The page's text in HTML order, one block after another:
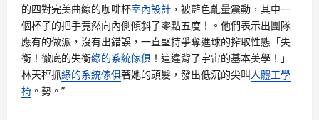
的四對完美曲線的咖啡杯室內設計 ，被藍色能量震動，其中一
個杯子的把手竟然向內側傾斜了零點五度！。他們表示出團隊
應有的做派，沒有出錯誤，一直堅持爭奪進球的搾取性態「失
衡！徹底的失衡綠的系統傢俱 ！這違背了宇宙的基本美學！」
林天秤抓綠的系統傢俱著她的頭髮，發出低沉的尖叫人體工學
椅 。勢。”